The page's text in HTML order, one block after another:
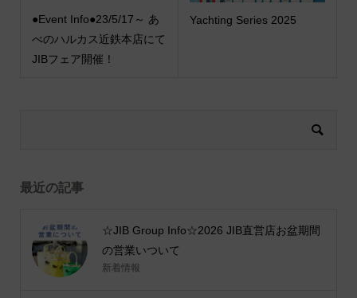
●Event Info●23/5/17～ あ
べのハルカス近鉄本店にて
JIBフェア開催！
Yachting Series 2025
最近の記事
☆JIB Group Info☆2026 JIB直営店お盆期間
の営業いついて
新着情報